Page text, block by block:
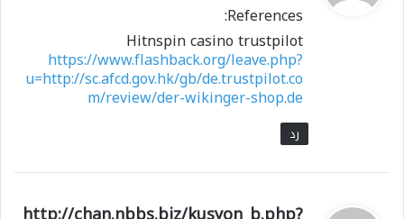
ل
References:
Hitnspin casino trustpilot
https://www.flashback.org/leave.php?
u=http://sc.afcd.gov.hk/gb/de.trustpilot.co
m/review/der-wikinger-shop.de
رد
ي